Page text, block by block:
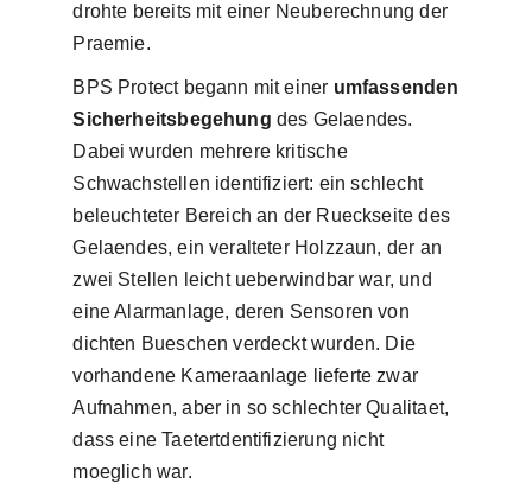
drohte bereits mit einer Neuberechnung der
Praemie.
BPS Protect begann mit einer umfassenden
Sicherheitsbegehung des Gelaendes.
Dabei wurden mehrere kritische
Schwachstellen identifiziert: ein schlecht
beleuchteter Bereich an der Rueckseite des
Gelaendes, ein veralteter Holzzaun, der an
zwei Stellen leicht ueberwindbar war, und
eine Alarmanlage, deren Sensoren von
dichten Bueschen verdeckt wurden. Die
vorhandene Kameraanlage lieferte zwar
Aufnahmen, aber in so schlechter Qualitaet,
dass eine Taetertdentifizierung nicht
moeglich war.